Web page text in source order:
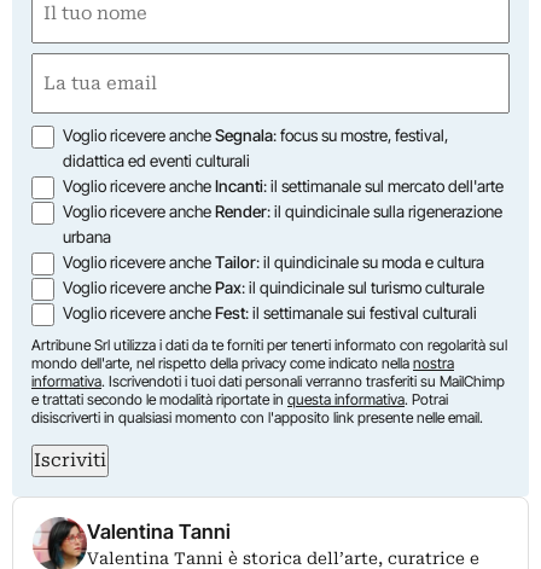
(Obbligatorio)
Nome
(Obbligatorio)
Opzioni
Voglio ricevere ancheSegnala: focus su mostre, festival,
didattica ed eventi culturali
Voglio ricevere ancheIncanti: il settimanale sul mercato dell'arte
Voglio ricevere ancheRender: il quindicinale sulla rigenerazione
urbana
Voglio ricevere ancheTailor: il quindicinale su moda e cultura
Voglio ricevere anchePax: il quindicinale sul turismo culturale
Voglio ricevere ancheFest: il settimanale sui festival culturali
Artribune Srl utilizza i dati da te forniti per tenerti informato con regolarità sul
mondo dell'arte, nel rispetto della privacy come indicato nella nostra
informativa. Iscrivendoti i tuoi dati personali verranno trasferiti su MailChimp
e trattati secondo le modalità riportate in questa informativa. Potrai
disiscriverti in qualsiasi momento con l'apposito link presente nelle email.
Iscriviti
Valentina Tanni
Valentina Tanni è storica dell’arte, curatrice e